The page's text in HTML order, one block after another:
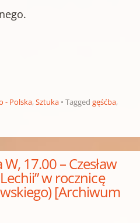
- Polska,Sztuka Tagged gęśćba,
17.00 – Czesław
w rocznicę
[Archiwum